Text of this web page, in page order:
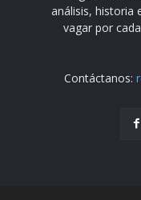
análisis, historia
vagar por
Contáctanos: